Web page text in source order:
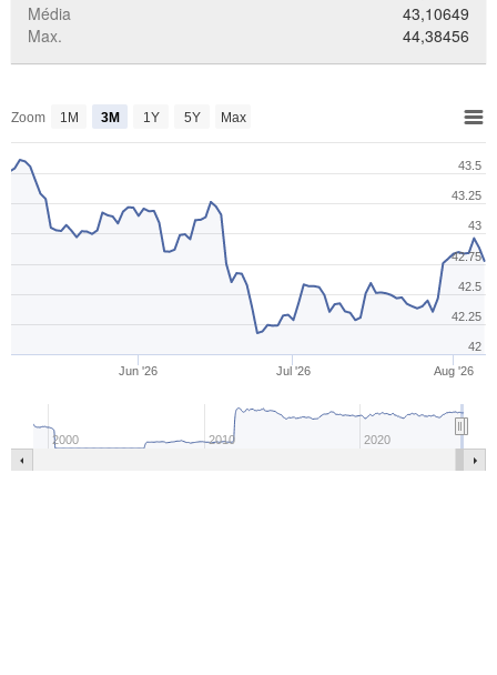
Média
43,10649
Max.
44,38456
Jun '26 Jul '26 Aug '26
Zoom 1M 3M 1Y 5Y Max
2000 2010 2020
42
42.25
42.5
42.75
43
43.25
43.5